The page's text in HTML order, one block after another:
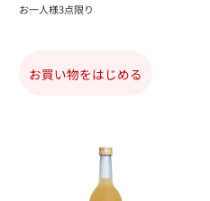
お一人様3点限り
お買い物をはじめる